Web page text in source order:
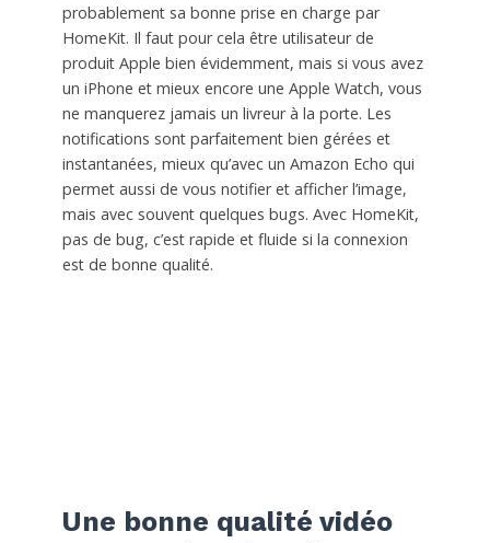
probablement sa bonne prise en charge par
HomeKit. Il faut pour cela être utilisateur de
produit Apple bien évidemment, mais si vous avez
un iPhone et mieux encore une Apple Watch, vous
ne manquerez jamais un livreur à la porte. Les
notifications sont parfaitement bien gérées et
instantanées, mieux qu’avec un Amazon Echo qui
permet aussi de vous notifier et afficher l’image,
mais avec souvent quelques bugs. Avec HomeKit,
pas de bug, c’est rapide et fluide si la connexion
est de bonne qualité.
Une bonne qualité vidéo